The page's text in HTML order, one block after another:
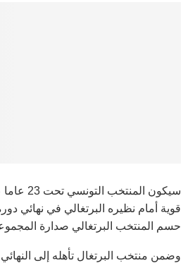
سيكون
قوية أمام نظيره البرتغالي في نهائي
حسم المنتخب البرتغالي صدارة
وضمن منتخب البرتغال تأهله إلى